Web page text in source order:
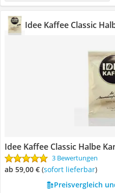
Idee Kaffee Classic
Idee Kaffee Classic Halbe
3 Bewertungen
ab 59,00 € ( Sofort lieferbar)
Preisvergleich